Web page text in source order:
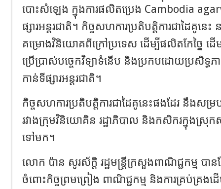
បោះសំឡេង ក្នុងការផលិតប្រេង Cambodia
ផ្សារអន្តរជាតិ។ កិច្ចសហការប្រតិបត្តិការជាដៃគូ
គម្រោងវិនិយោគពីក្រៅប្រទេស ដើម្បីផលិតកែច្នៃ ដើ
ប្រើប្រាស់បច្ចេកវិទ្យាទំនើប និងប្រកបដោយប្រសិទ្
កាន់ទីផ្សារអន្តរជាតិ។
កិច្ចសហការប្រតិបត្តិការជាដៃគូនេះផងដែរ នឹងស
រវាងក្រុមវិនិយោគិន រដ្ឋាភិបាល និងកសិករក្នុងស្រុ
ទៅមក។
លោក ប៉ាន សូរស័ក្តិ រដ្ឋមន្ត្រីក្រសួងពាណិជ្ជកម្ម បាន
ចំពោះកិច្ចព្រមព្រៀង ពាណិជ្ជកម្ម និងការគ្រប់គ្រង